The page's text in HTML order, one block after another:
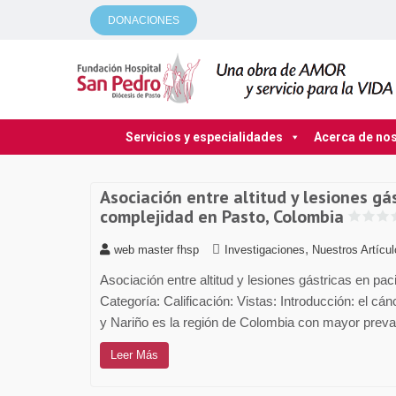
DONACIONES
Servicios y especialidades Acerca de
Asociación entre altitud y lesiones
complejidad en Pasto, Colombia
web master fhsp Investigaciones, Nuestros
Asociación entre altitud y lesiones gástricas en
Categoría: Calificación: Vistas: Introducción: el
y Nariño es la región de Colombia con mayor
Leer Más